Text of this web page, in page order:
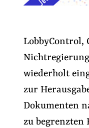
LobbyControl,
wiederholt
zur
Dokumenten
zu begrenzten